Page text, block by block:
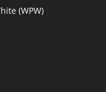
(WPW)